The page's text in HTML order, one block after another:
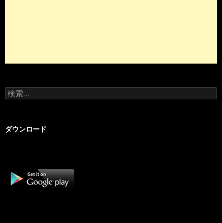
検
索:
ダウンロード